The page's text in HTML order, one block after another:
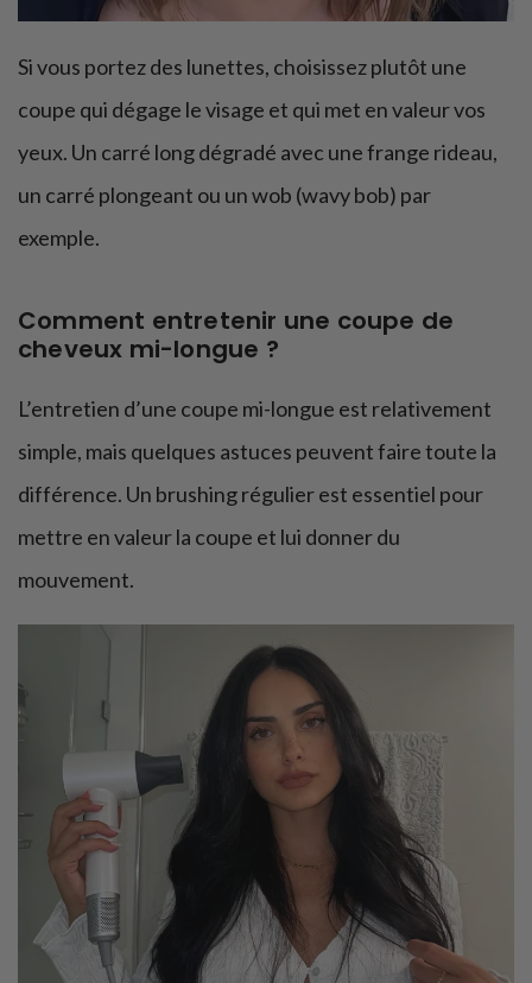
Si vous portez des lunettes, choisissez plutôt une
coupe qui dégage le visage et qui met en valeur vos
yeux. Un carré long dégradé avec une frange rideau,
un carré plongeant ou un wob (wavy bob) par
exemple.
Comment entretenir une coupe de
cheveux mi-longue ?
L’entretien d’une coupe mi-longue est relativement
simple, mais quelques astuces peuvent faire toute la
différence. Un brushing régulier est essentiel pour
mettre en valeur la coupe et lui donner du
mouvement.